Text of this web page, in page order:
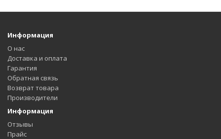
Информация
О нас
Доставка и оплата
Гарантия
Обратная связь
Возврат товара
Производители
Информация
Отзывы
Прайс